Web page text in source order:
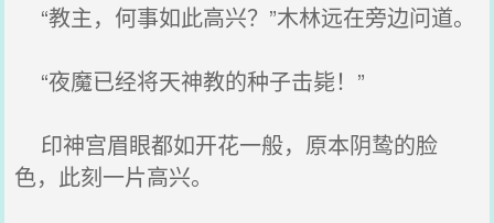
“教主，何事如此高兴？”木林远在旁边问道。
“夜魔已经将天神教的种子击毙！”
印神宫眉眼都如开花一般，原本阴鸷的脸
色，此刻一片高兴。